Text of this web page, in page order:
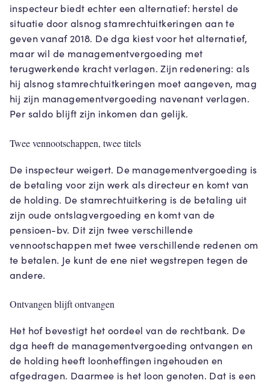
inspecteur biedt echter een alternatief: herstel de
situatie door alsnog stamrechtuitkeringen aan te
geven vanaf 2018. De dga kiest voor het alternatief,
maar wil de managementvergoeding met
terugwerkende kracht verlagen. Zijn redenering: als
hij alsnog stamrechtuitkeringen moet aangeven, mag
hij zijn managementvergoeding navenant verlagen.
Per saldo blijft zijn inkomen dan gelijk.
Twee vennootschappen, twee titels
De inspecteur weigert. De managementvergoeding is
de betaling voor zijn werk als directeur en komt van
de holding. De stamrechtuitkering is de betaling uit
zijn oude ontslagvergoeding en komt van de
pensioen-bv. Dit zijn twee verschillende
vennootschappen met twee verschillende redenen om
te betalen. Je kunt de ene niet wegstrepen tegen de
andere.
Ontvangen blijft ontvangen
Het hof bevestigt het oordeel van de rechtbank. De
dga heeft de managementvergoeding ontvangen en
de holding heeft loonheffingen ingehouden en
afgedragen. Daarmee is het loon genoten. Dat is een